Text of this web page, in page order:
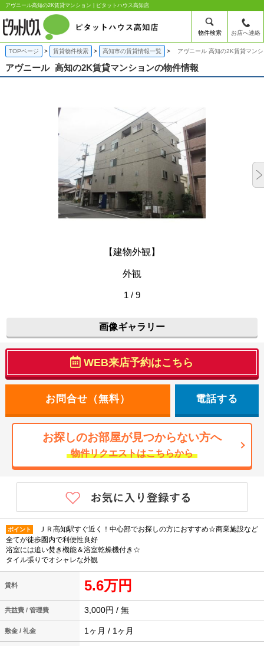
アヴニール高知の2K賃貸マンション | ピタットハウス高知店
物件検索 お店へ連絡
TOPページ 賃貸物件検索 高知市の賃貸情報一覧 アヴニール 高知の2K賃貸マン
アヴニール 高知の2K賃貸マンションの物件情報
【建物外観】
外観
1 / 9
画像ギャラリー
WEB来店予約はこちら
電話する
お探しのお部屋が見つからない方へ
物件リクエストはこちらから
ポイント
ＪＲ高知駅すぐ近く！中心部でお探しの方におすすめ☆商業施設など
全てが徒歩圏内で利便性良好
浴室には追い焚き機能＆浴室乾燥機付き☆
タイル張りでオシャレな外観
賃料 5.6万円
共益費 / 管理費 3,000円 / 無
敷金 / 礼金 1ヶ月 / 1ヶ月